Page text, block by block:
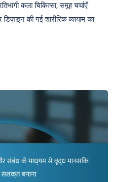
कला चिकित्सा, समूह चर्चाएँ
की गई शारीरिक व्यायाम का